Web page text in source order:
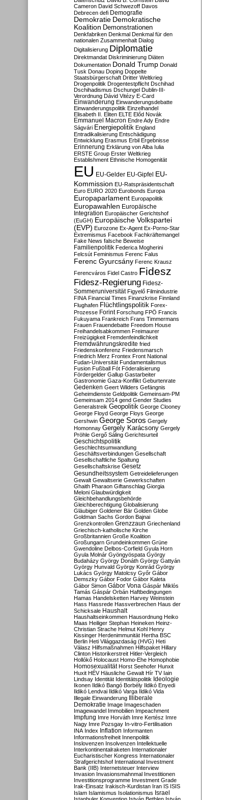
Cameron David Schwezoff Davos
Debrecen defi Demografie
Demokratie Demokratische
Koalition Demonstrationen
Denkfabriken Denkmal Denkmal für den
nationalen Zusammenhalt Dialog
Digitalisierung Diplomatie
Direktmandat Diskriminierung Diäten
Dokumentation Donald Trump Donald
Tusk Donau Doping Doppelte
Staatsbürgerschaft Dritter Weltkrieg
Drogenpolitik Drogentestpflicht Dschihad
Dschihadismus Dschungel Dublin-III-
Verordnung Dávid Vitézy E-Card
Einwanderung Einwanderungsdebatte
Einwanderungspolitik Einzelhandel
Elisabeth II. Eliten ELTE Előd Novák
Emmanuel Macron Endre Ady Endre
Ságvári Energiepolitik England
Entradikalisierung Entschädigung
Entwicklung Erasmus Erbil Ergebnisse
Erinnerung Erklärung von Alba Iulia
ERSTE Group Erster Weltkrieg
Establishment Ethnische Homogenität
EU EU-Gelder EU-Gipfel EU-
Kommission EU-Ratspräsidentschaft
Euro EURO 2020 Eurobonds Europa
Europaparlament Europapolitik
Europawahlen Europäische
Integration Europäischer Gerichtshof
(EuGH) Europäische Volkspartei
(EVP) Eurozone Ex-Agent Ex-Porno-Star
Extremismus Facebook Fachkräftemangel
Fake News falsche Beweise
Familienpolitik Federica Mogherini
Felcsút Feminismus Ferenc Falus
Ferenc Gyurcsány Ferenc Krausz
Ferencváros Fidel Castro Fidesz
Fidesz-Regierung Fidesz-
Sommeruniversität Figyelő Filmindustrie
FINA Financial Times Finanzkrise Finnland
Flughafen Flüchtlingspolitik Forex-
Prozesse Forint Forschung FPÖ Francis
Fukuyama Frankreich Frans Timmermans
Frauen Frauendebatte Freedom House
Freihandelsabkommen Freimaurer
Freizügigkeit Fremdenfeindlichkeit
Fremdwährungskredite fried
Friedenskonferenz Friedensmarsch
Friedrich Merz Frontex Front National
Fudan-Universität Fundamentalismus
Fusion Fußball Fót Föderalisierung
Fördergelder Gallup Gastarbeiter
Gastronomie Gaza-Konflikt Geburtenrate
Gedenken Geert Wilders Gefängnis
Geheimdienste Geldpolitik Gemeinsam-PM
Gemeinsam 2014 gend Gender Studies
Generalstreik Geopolitik George Clooney
George Floyd George Floys George
Gershwin George Soros Gergely
Homonnay Gergely Karácsony Gergely
Pröhle Gergő Sáling Gerichtsurteil
Geschichtspolitik
Geschlechtsumwandlung
Geschäftsverbindungen Gesellschaft
Gesellschaftliche Spaltung
Gesellschaftskrise Gesetz
Gesundheitssystem Getreidelieferungen
Gewalt Gewaltserie Gewerkschaften
Ghaith Pharaon Giftanschlag Giorgia
Meloni Glaubwürdigkeit
Gleichbehandlungsbehörde
Gleichberechtigung Globalisierung
Gläubiger Goldener Bär Golden Globe
Goldman Sachs Gordon Bajnai
Grenzkontrollen Grenzzaun Griechenland
Griechisch-katholische Kirche
Großbritannien Große Koalition
Großungarn Grundeinkommen Grüne
Gwendoline Delbos-Corfield Gyula Horn
Gyula Molnár Gyöngyöspata György
Budaházy György Donáth György Gattyán
György Hunvald György Konrád György
Lukács György Matolcsy Győr Gábor
Demszky Gábor Fodor Gábor Kaleta
Gábor Simon Gábor Vona Gáspár Miklós
Tamás Gáspár Orbán Haftbedingungen
Hamas Handelsketten Harvey Weinstein
Hass Hassrede Hassverbrechen Haus der
Schicksale Haushalt
Haushaltseinkommen Hausordnung Heiko
Maas Heiliger Stephan Heineken Heinz-
Christian Strache Helmut Kohl Henry
Kissinger Herdenimmunität Hertha BSC
Berlin Heti Világgazdaság (HVG) Heti
Válasz Hilfsmaßnahmen Hilfspaket Hillary
Clinton Historikerstreit Hitler-Vergleich
Hollókő Holocaust Homo-Ehe Homophobie
Homosexualität Horst Seehofer Hunxit
Huxit HÉV Häusliche Gewalt Hír TV Iain
Lindsay Identität Identitätspolitik Ideologie
Ikonen Ildikó Bangó Borbély Ildikó Enyedi
Ildikó Lendvai Ildikó Varga Ildikó Vida
Illegale Einwanderung Illiberale
Demokratie Image Imageschaden
Imagewandel Immobilien Impeachment
Impfung Imre Horváth Imre Kertész Imre
Nagy Imre Pozsgay In-vitro-Fertilisation
INA Index Inflation Informanten
Informationsfreiheit Innenpolitik
Inslovenzen Insolvenzen Intellektuelle
Interkontinentalraketen Internationaler
Eucharistischer Kongress Internationaler
Strafgerichtshof International Investment
Bank (IIB) Internetsteuer Interview
Invasion Invasionsmahnmal Investitionen
Investitionsprogramme Investment Grade
Irak-Einsatz Irakisch-Kurdistan Iran IS ISIS
Islam Islamismus Isolationismus Israel